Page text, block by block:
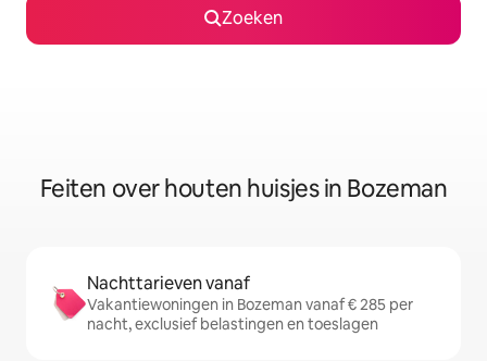
Zoeken
Feiten over houten huisjes in Bozeman
Nachttarieven vanaf
Vakantiewoningen in Bozeman vanaf € 285 per
nacht, exclusief belastingen en toeslagen